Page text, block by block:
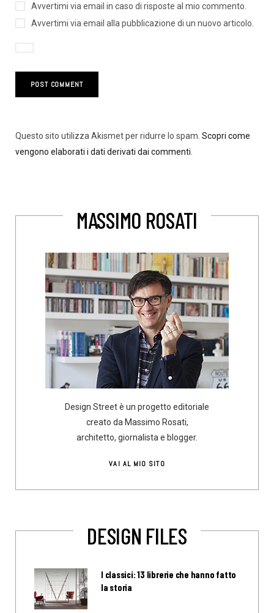
Avvertimi via email in caso di risposte al mio commento.
Avvertimi via email alla pubblicazione di un nuovo articolo.
Questo sito utilizza Akismet per ridurre lo spam. Scopri come
vengono elaborati i dati derivati dai commenti
MASSIMO ROSATI
Design Street è un progetto editoriale
creato da Massimo Rosati,
architetto, giornalista e blogger.
VAI AL MIO SITO
DESIGN FILES
I classici: 13 librerie che hanno fatto
la storia